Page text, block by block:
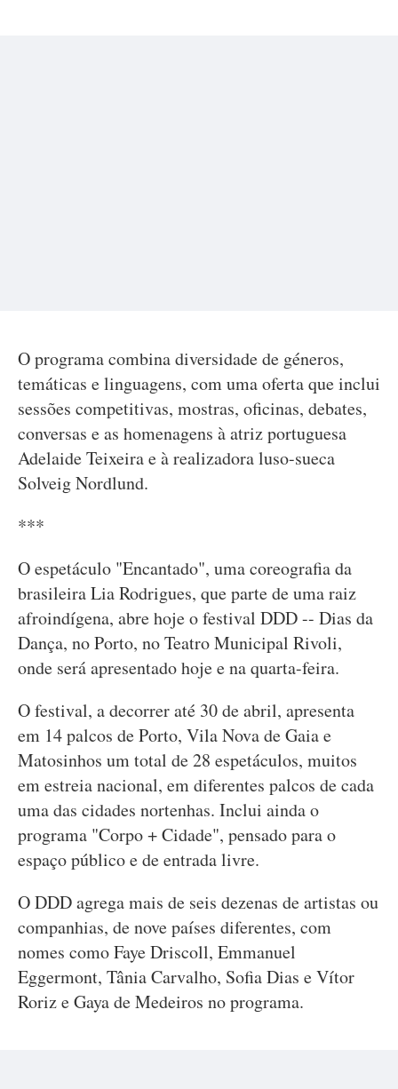
O programa combina diversidade de géneros,
temáticas e linguagens, com uma oferta que inclui
sessões competitivas, mostras, oficinas, debates,
conversas e as homenagens à atriz portuguesa
Adelaide Teixeira e à realizadora luso-sueca
Solveig Nordlund.
***
O espetáculo "Encantado", uma coreografia da
brasileira Lia Rodrigues, que parte de uma raiz
afroindígena, abre hoje o festival DDD -- Dias da
Dança, no Porto, no Teatro Municipal Rivoli,
onde será apresentado hoje e na quarta-feira.
O festival, a decorrer até 30 de abril, apresenta
em 14 palcos de Porto, Vila Nova de Gaia e
Matosinhos um total de 28 espetáculos, muitos
em estreia nacional, em diferentes palcos de cada
uma das cidades nortenhas. Inclui ainda o
programa "Corpo + Cidade", pensado para o
espaço público e de entrada livre.
O DDD agrega mais de seis dezenas de artistas ou
companhias, de nove países diferentes, com
nomes como Faye Driscoll, Emmanuel
Eggermont, Tânia Carvalho, Sofia Dias e Vítor
Roriz e Gaya de Medeiros no programa.